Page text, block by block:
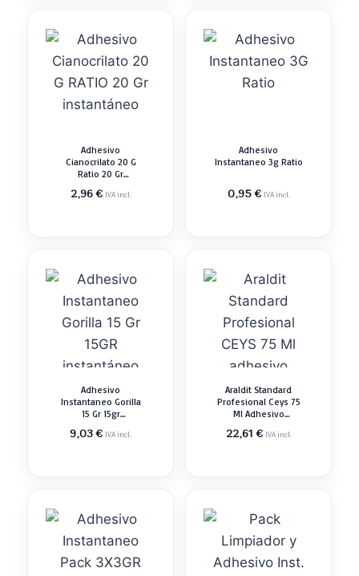
Adhesivo
Cianocrilato 20 G
Ratio 20 Gr
2,96€ IVA incl.
Adhesivo
Instantaneo 3g Ratio
0,95€ IVA incl.
Adhesivo
Instantaneo Gorilla
15 Gr 15gr
9,03€ IVA incl.
Araldit Standard
Profesional Ceys 75
Ml Adhesivo
22,61€ IVA incl.